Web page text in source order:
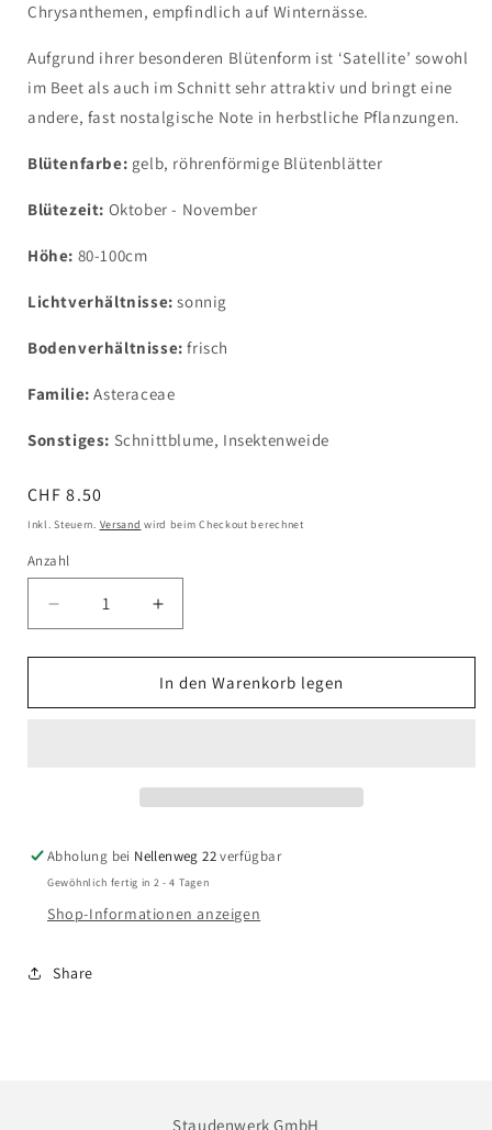
Chrysanthemen, empfindlich auf Winternässe.
Aufgrund ihrer besonderen Blütenform ist ‘Satellite’ sowohl
im Beet als auch im Schnitt sehr attraktiv und bringt eine
andere, fast nostalgische Note in herbstliche Pflanzungen.
Blütenfarbe: gelb, röhrenförmige Blütenblätter
Blütezeit: Oktober - November
Höhe: 80-100cm
Lichtverhältnisse:sonnig
Bodenverhältnisse:frisch
Familie:Asteraceae
Sonstiges: Schnittblume, Insektenweide
Normaler
Preis
CHF 8.50
Inkl. Steuern. Versand wird beim Checkout berechnet
Anzahl
Verringere
die
Menge
Chrysanthemum
Erhöhe
die
Menge
für
Chrysanthemum
In den Warenkorb legen
Abholung bei Nellenweg 22verfügbar
Gewöhnlich fertig in 2 - 4 Tagen
Shop-Informationen anzeigen
Share
Staudenwerk GmbH